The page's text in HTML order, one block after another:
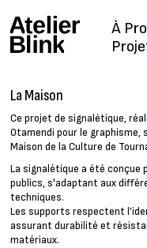
À
La Maison
Ce projet de signalétique,
Otamendi pour le graphisme,
Maison de la Culture de
La signalétique a été
publics, s'adaptant aux
techniques.
Les supports respectent
assurant durabilité et
matériaux.